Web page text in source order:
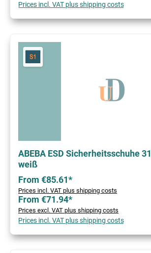
Prices incl. VAT plus shipping costs
ABEBA ESD Sicherheitsschuhe
weiß
From €85.61*
Prices incl. VAT plus shipping costs
From €71.94*
Prices excl. VAT plus shipping costs
Prices incl. VAT plus shipping costs